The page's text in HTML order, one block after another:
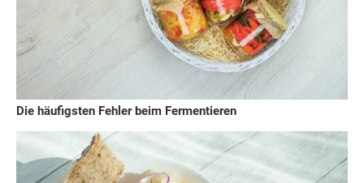
Die häufigsten Fehler beim Fermentieren